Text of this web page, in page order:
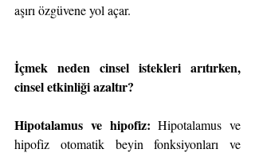
aşırı özgüvene yol açar.
İçmek neden cinsel istekleri arıtırken,
cinsel etkinliği azaltır?
Hipotalamus ve hipofiz: Hipotalamus ve
hipofiz otomatik beyin fonksiyonları ve